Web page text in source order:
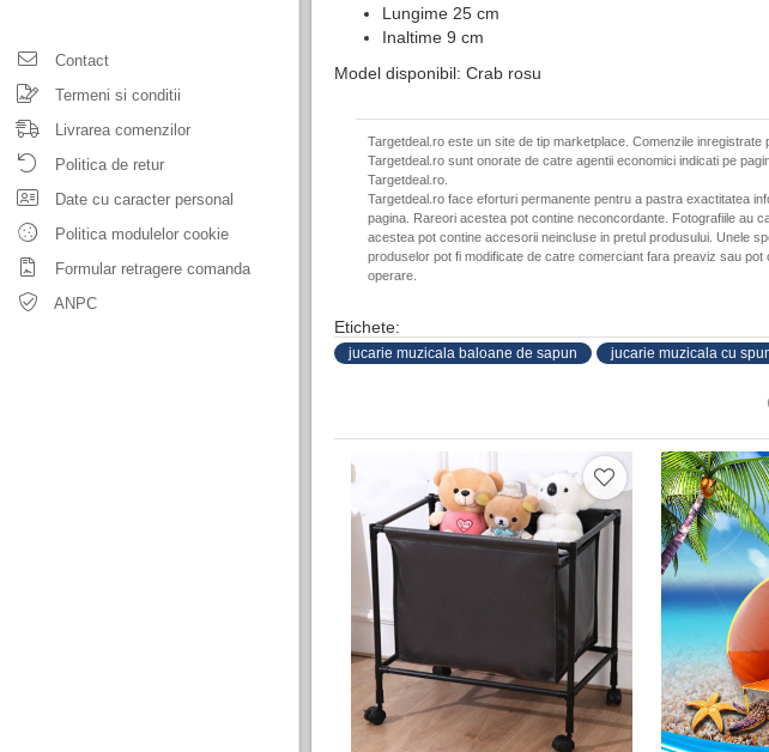
Contact
Termeni si conditii
Livrarea comenzilor
Politica de retur
Date cu caracter personal
Politica modulelor cookie
Formular retragere comanda
ANPC
Lungime 25 cm
Inaltime 9 cm
Model disponibil: Crab rosu
Targetdeal.ro este un site de tip marketplace. Comenzile inregistrate
Targetdeal.ro sunt onorate de catre agentii economici indicati pe
Targetdeal.ro.
Targetdeal.ro face eforturi permanente pentru a pastra exactitatea
pagina. Rareori acestea pot contine neconcordante. Fotografiile au
acestea pot contine accesorii neincluse in pretul produsului. Unele
produselor pot fi modificate de catre comerciant fara preaviz sau pot
operare.
Etichete:
jucarie muzicala baloane de sapun jucarie muzicala cu